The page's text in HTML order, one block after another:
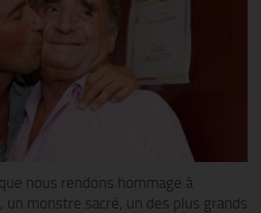
nous rendons hommage à
un monstre sacré, un des plus grands